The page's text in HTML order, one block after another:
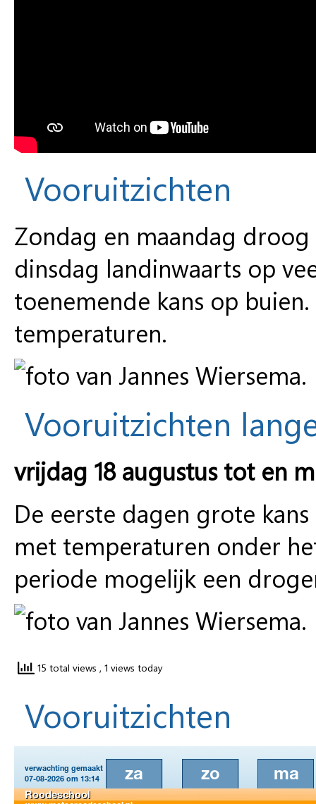
Vooruitzichten
Zondag en maandag
dinsdag landinwaarts op
toenemende kans op
temperaturen.
Vooruitzichten
vrijdag 18 augustus tot en
De eerste dagen grote
met temperaturen onder
periode mogelijk een
15 total views , 1 views today
Vooruitzichten